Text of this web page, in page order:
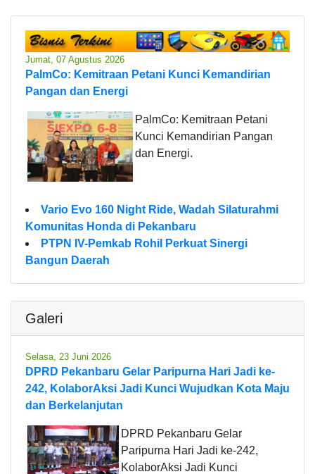
Jumat, 07 Agustus 2026
PalmCo: Kemitraan Petani Kunci Kemandirian
Pangan dan Energi
PalmCo: Kemitraan Petani
Kunci Kemandirian Pangan
dan Energi.
Vario Evo 160 Night Ride, Wadah Silaturahmi
Komunitas Honda di Pekanbaru
PTPN IV-Pemkab Rohil Perkuat Sinergi
Bangun Daerah
Galeri
Selasa, 23 Juni 2026
DPRD Pekanbaru Gelar Paripurna Hari Jadi ke-
242, KolaborAksi Jadi Kunci Wujudkan Kota Maju
dan Berkelanjutan
DPRD Pekanbaru Gelar
Paripurna Hari Jadi ke-242,
KolaborAksi Jadi Kunci